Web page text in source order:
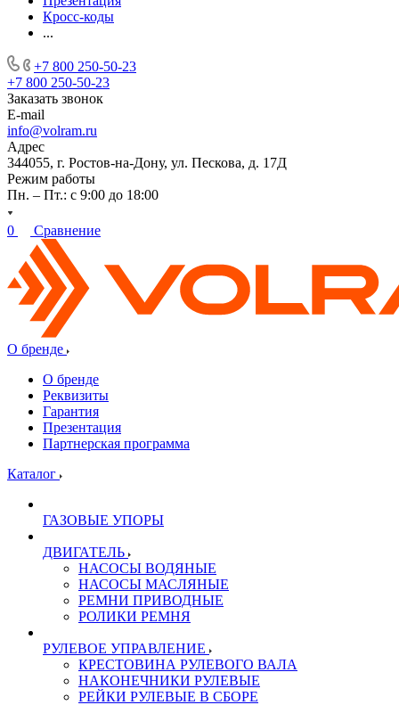
Кросс-коды
...
+7 800 250-50-23
+7 800 250-50-23
Заказать звонок
E-mail
info@volram.ru
Адрес
344055, г. Ростов-на-Дону, ул. Пескова, д. 17Д
Режим работы
Пн. – Пт.: с 9:00 до 18:00
0 Сравнение
О бренде
О бренде
Реквизиты
Гарантия
Презентация
Партнерская программа
Каталог
ГАЗОВЫЕ УПОРЫ
ДВИГАТЕЛЬ
НАСОСЫ ВОДЯНЫЕ
НАСОСЫ МАСЛЯНЫЕ
РЕМНИ ПРИВОДНЫЕ
РОЛИКИ РЕМНЯ
РУЛЕВОЕ УПРАВЛЕНИЕ
КРЕСТОВИНА РУЛЕВОГО ВАЛА
НАКОНЕЧНИКИ РУЛЕВЫЕ
РЕЙКИ РУЛЕВЫЕ В СБОРЕ